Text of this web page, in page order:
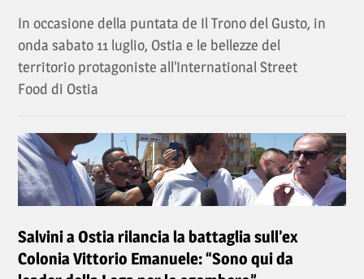
In occasione della puntata de Il Trono del Gusto, in
onda sabato 11 luglio, Ostia e le bellezze del
territorio protagoniste all’International Street
Food di Ostia
Salvini a Ostia rilancia la battaglia sull’ex
Colonia Vittorio Emanuele: “Sono qui da